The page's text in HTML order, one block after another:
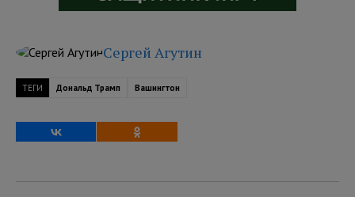
Сергей Агутин
ТЕГИ Дональд Трамп Вашингтон